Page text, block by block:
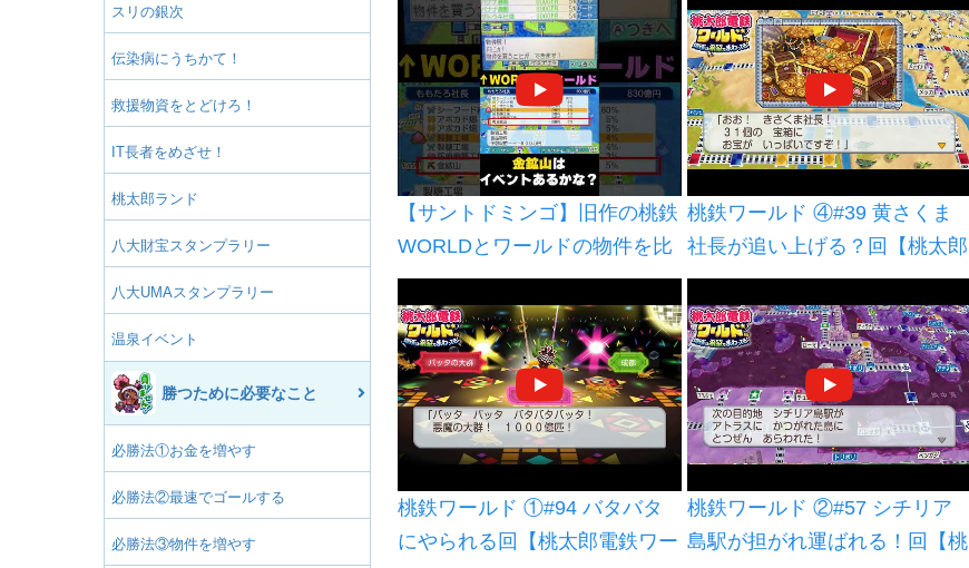
スリの銀次
伝染病にうちかて！
救援物資をとどけろ！
IT長者をめざせ！
桃太郎ランド
八大財宝スタンプラリー
八大UMAスタンプラリー
温泉イベント
勝つために必要なこと
必勝法①お金を増やす
必勝法②最速でゴールする
必勝法③物件を増やす
ハバナ
ニカラグア
マナグア
ホンジュラス
テグシガルパ
ベリーズ
バミューダ諸島
ハミルトン
コスタリカ
サンホセ
セントジョージズ
【サントドミンゴ】旧作の桃鉄
WORLDとワールドの物件を比
較していくぅ〜 #桃鉄 #桃鉄ワ
ールド #桃鉄スイッチ
桃鉄ワールド ④#39 黄さくま
社長が追い上げる？回【桃太郎
電鉄ワールド ～地球は希望で
まわってる！～】サントドミン
ゴとバルダイ他に到着 Nintend
o Switch 切り抜き鉄道 BGM
桃鉄ワールド ①#94 バタバタ
にやられる回【桃太郎電鉄ワー
桃鉄ワールド ②#57 シチリア
島駅が担がれ運ばれる！回【桃